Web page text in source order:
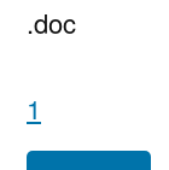
.doc
1